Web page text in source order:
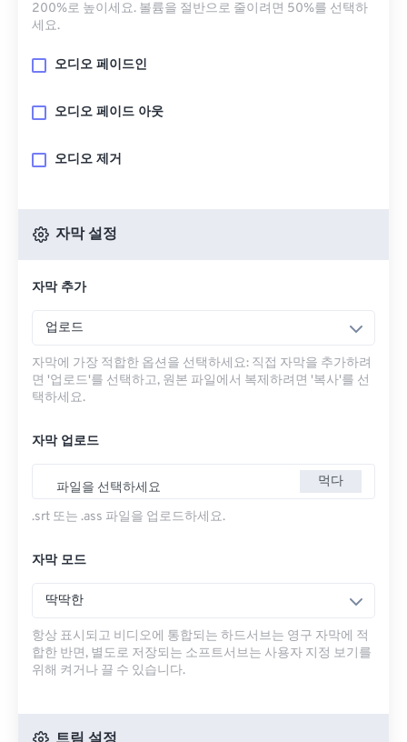
200%로 높이세요. 볼륨을 절반으로 줄이려면 50%를 선택하
세요.
오디오 페이드인
오디오 페이드 아웃
오디오 제거
자막 설정
자막 추가
업로드
자막에 가장 적합한 옵션을 선택하세요: 직접 자막을 추가하려
면 '업로드'를 선택하고, 원본 파일에서 복제하려면 '복사'를 선
택하세요.
자막 업로드
파일을 선택하세요 먹다
.srt 또는 .ass 파일을 업로드하세요.
자막 모드
딱딱한
항상 표시되고 비디오에 통합되는 하드서브는 영구 자막에 적
합한 반면, 별도로 저장되는 소프트서브는 사용자 지정 보기를
위해 켜거나 끌 수 있습니다.